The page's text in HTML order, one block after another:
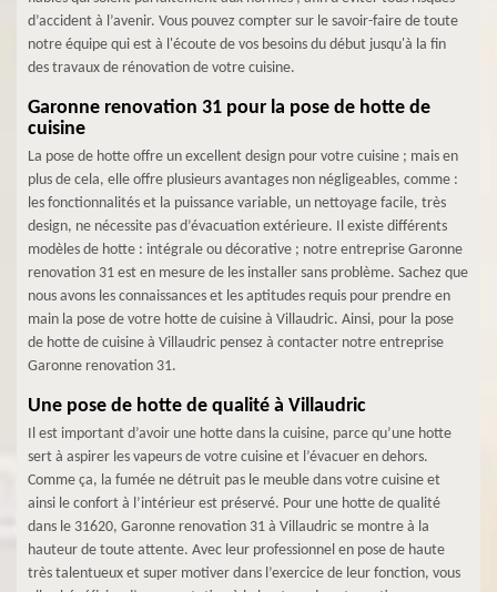
d’accident à l’avenir. Vous pouvez compter sur le savoir-faire de toute
notre équipe qui est à l'écoute de vos besoins du début jusqu'à la fin
des travaux de rénovation de votre cuisine.
Garonne renovation 31 pour la pose de hotte de
cuisine
La pose de hotte offre un excellent design pour votre cuisine ; mais en
plus de cela, elle offre plusieurs avantages non négligeables, comme :
les fonctionnalités et la puissance variable, un nettoyage facile, très
design, ne nécessite pas d’évacuation extérieure. Il existe différents
modèles de hotte : intégrale ou décorative ; notre entreprise Garonne
renovation 31 est en mesure de les installer sans problème. Sachez que
nous avons les connaissances et les aptitudes requis pour prendre en
main la pose de votre hotte de cuisine à Villaudric. Ainsi, pour la pose
de hotte de cuisine à Villaudric pensez à contacter notre entreprise
Garonne renovation 31.
Une pose de hotte de qualité à Villaudric
Il est important d’avoir une hotte dans la cuisine, parce qu’une hotte
sert à aspirer les vapeurs de votre cuisine et l’évacuer en dehors.
Comme ça, la fumée ne détruit pas le meuble dans votre cuisine et
ainsi le confort à l’intérieur est préservé. Pour une hotte de qualité
dans le 31620, Garonne renovation 31 à Villaudric se montre à la
hauteur de toute attente. Avec leur professionnel en pose de haute
très talentueux et super motiver dans l’exercice de leur fonction, vous